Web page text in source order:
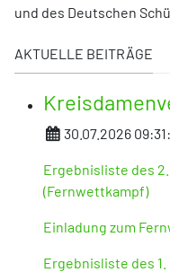
und des Deutschen
AKTUELLE BEITRÄGE
Details30.07.2026
Ergebnisliste des
(Fernwettkampf)
Einladung zum
Ergebnisliste des